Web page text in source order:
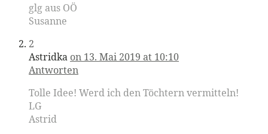
glg aus OÖ
Susanne
2
Astridka on 13. Mai 2019 at 10:10
Antworten
Tolle Idee! Werd ich den Töchtern vermitteln!
LG
Astrid